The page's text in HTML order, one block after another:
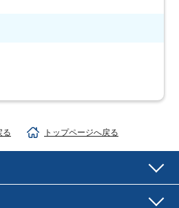
る トップページへ戻る